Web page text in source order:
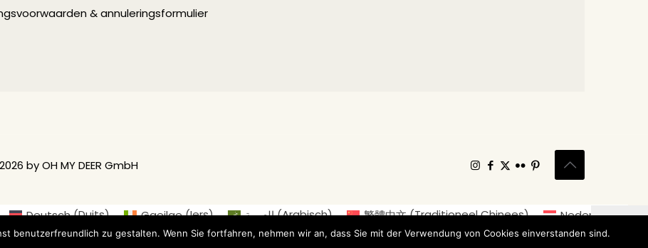
& annuleringsformulier
by OH MY DEER GmbH
Deutsch(Duits) Gaeilge(Iers) العربية(Arabisch) 繁體中文(Traditioneel Chinees)
Nederlands
Fins) Français (Frans) Italiano(Italiaans) 日本語(Japans) Norsk bokmål(Noors Bokmål)
benutzerfreundlich zu gestalten. Wenn Sie fortfahren, nehmen wir an, dass Sie mit der Verwendung von Cookies einverstanden sind.